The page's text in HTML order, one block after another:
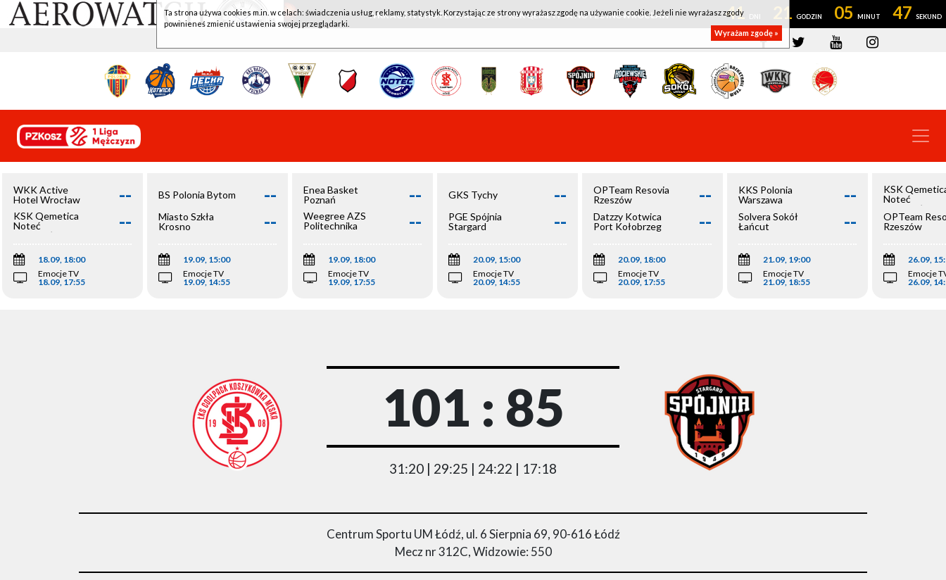
WKK ACTIVE HOTEL WROCŁAW - KSK QEMETICA NOTEĆ INOWROCŁAW 41 21 05 46
WKK Active
Hotel Wrocław
--
KSK Qemetica
Noteć
Inowrocław
--
18.09, 18:00
Emocje TV
18.09, 17:55
BS Polonia Bytom --
Miasto Szkła
Krosno
--
19.09, 15:00
Emocje TV
19.09, 14:55
Enea Basket
Poznań
--
Weegree AZS
Politechnika
--
19.09, 18:00
Emocje TV
19.09, 17:55
GKS Tychy --
PGE Spójnia
Stargard
--
20.09, 15:00
Emocje TV
20.09, 14:55
OPTeam Resovia
Rzeszów
--
Datzzy Kotwica
Port Kołobrzeg
--
20.09, 18:00
Emocje TV
20.09, 17:55
KKS Polonia
Warszawa
--
Solvera Sokół
Łańcut
--
21.09, 19:00
Emocje TV
21.09, 18:55
KSK
Noteć
Inowrocław
OPTeam
Rzeszów
26.09,
Emocje
26.09,
101 : 85
31:20 | 29:25 | 24:22 | 17:18
Centrum Sportu UM Łódź, ul. 6 Sierpnia 69, 90-616 Łódź
Mecz nr 312C, Widzowie: 550
Ta strona używa cookies m.in. w celach: świadczenia usług, reklamy, statystyk. Korzystając ze strony wyrażasz zgodę na używanie cookie. Jeżeli nie wyrażasz zgody
powinieneś zmienić ustawienia swojej przeglądarki.
Wyrażam zgodę »